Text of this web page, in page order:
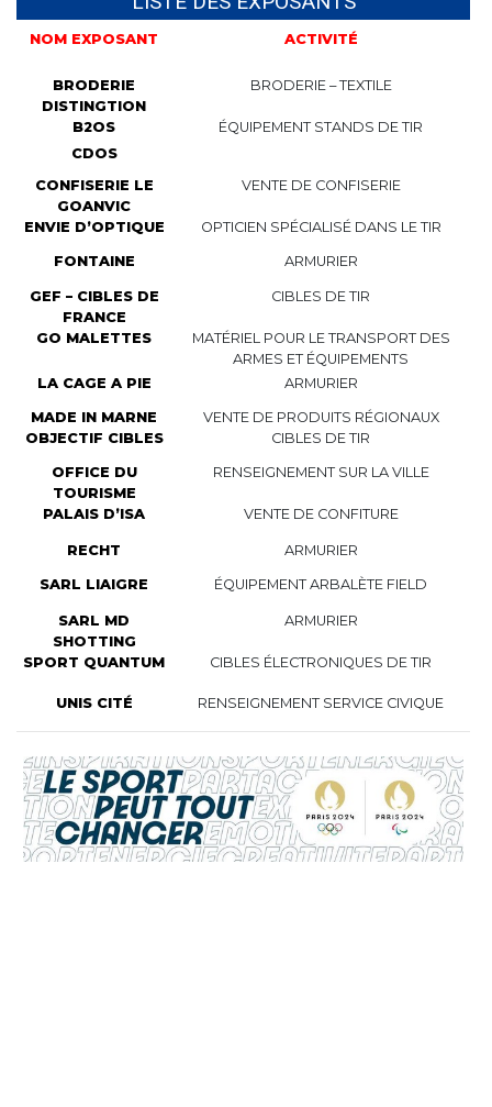
NOM EXPOSANT ACTIVITÉ
BRODERIE
DISTINGTION
BRODERIE – TEXTILE
B2OS
ÉQUIPEMENT STANDS DE TIR
CDOS
CONFISERIE LE
GOANVIC
VENTE DE CONFISERIE
ENVIE D’OPTIQUE OPTICIEN SPÉCIALISÉ DANS LE TIR
FONTAINE ARMURIER
GEF – CIBLES DE
FRANCE
CIBLES DE TIR
GO MALETTES
MATÉRIEL POUR LE TRANSPORT DES
ARMES ET ÉQUIPEMENTS
LA CAGE A PIE
ARMURIER
MADE IN MARNE
VENTE DE PRODUITS RÉGIONAUX
OBJECTIF CIBLES
CIBLES DE TIR
OFFICE DU
TOURISME
RENSEIGNEMENT SUR LA VILLE
PALAIS D’ISA VENTE DE CONFITURE
RECHT ARMURIER
SARL LIAIGRE ÉQUIPEMENT ARBALÈTE FIELD
SARL MD
SHOTTING
ARMURIER
SPORT QUANTUM CIBLES ÉLECTRONIQUES DE TIR
UNIS CITÉ RENSEIGNEMENT SERVICE CIVIQUE